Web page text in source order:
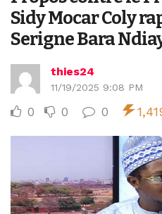
Sidy Mocar Coly
Serigne Bara
thies24
11/19/2025 9:08 PM
0 0 0